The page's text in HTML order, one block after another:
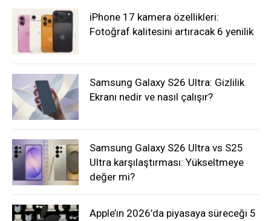
iPhone 17 kamera özellikleri:
Fotoğraf kalitesini artıracak 6 yenilik
Samsung Galaxy S26 Ultra: Gizlilik
Ekranı nedir ve nasıl çalışır?
Samsung Galaxy S26 Ultra vs S25
Ultra karşılaştırması: Yükseltmeye
değer mi?
Apple’ın 2026’da piyasaya süreceği 5